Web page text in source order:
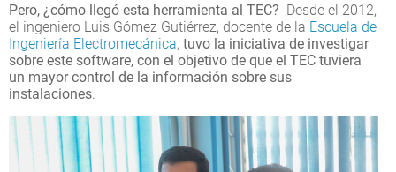
Pero, ¿cómo llegó esta herramienta al TEC? Desde el 2012,
el ingeniero Luis Gómez Gutiérrez, docente de la Escuela de
Ingeniería Electromecánica, tuvo la iniciativa de investigar
sobre este software, con el objetivo de que el TEC tuviera
un mayor control de la información sobre sus
instalaciones.